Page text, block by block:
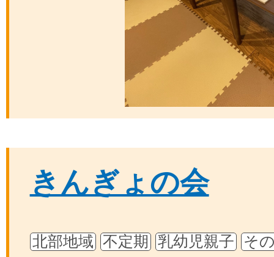
きんぎょの会
北部地域 不定期 乳幼児親子 そ